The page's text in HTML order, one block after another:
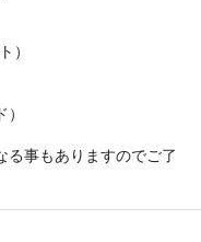
）
る事もありますのでご了